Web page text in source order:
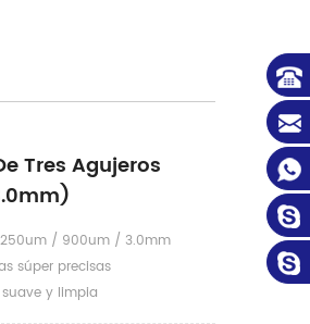
Tres Agujeros
/ 900um / 3.0mm
súper precisas
y limpia